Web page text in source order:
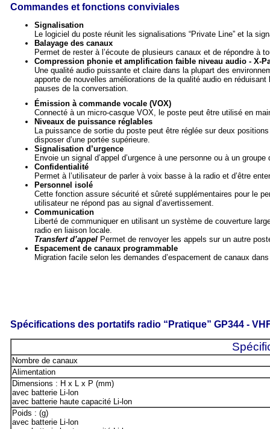
Commandes et fonctions conviviales
Signalisation
Le logiciel du poste réunit les signalisations “Private Line” et la
Balayage des canaux
Permet de rester à l’écoute de plusieurs canaux et de répondre à
Compression phonie et amplification faible niveau audio - X-
Une qualité audio puissante et claire dans la plupart des
apporte de nouvelles améliorations de la qualité audio en
pauses de la conversation.
Émission à commande vocale (VOX)
Connecté à un micro-casque VOX, le poste peut être utilisé en
Niveaux de puissance réglables
La puissance de sortie du poste peut être réglée sur deux
disposer d’une portée supérieure.
Signalisation d’urgence
Envoie un signal d’appel d’urgence à une personne ou à un
Confidentialité
Permet à l’utilisateur de parler à voix basse à la radio et d’être
Personnel isolé
Cette fonction assure sécurité et sûreté supplémentaires pour le
utilisateur ne répond pas au signal d’avertissement.
Communication
Liberté de communiquer en utilisant un système de couverture
radio en liaison locale.
Transfert d’appel Permet de renvoyer les appels sur un autre
Espacement de canaux programmable
Migration facile selon les demandes d’espacement de canaux
Spécifications des portatifs radio “Pratique” GP344 -
Nombre de canaux
Alimentation
Dimensions : H x L x P (mm)
avec batterie Li-lon
avec batterie haute capacité Li-lon
Poids : (g)
avec batterie Li-lon